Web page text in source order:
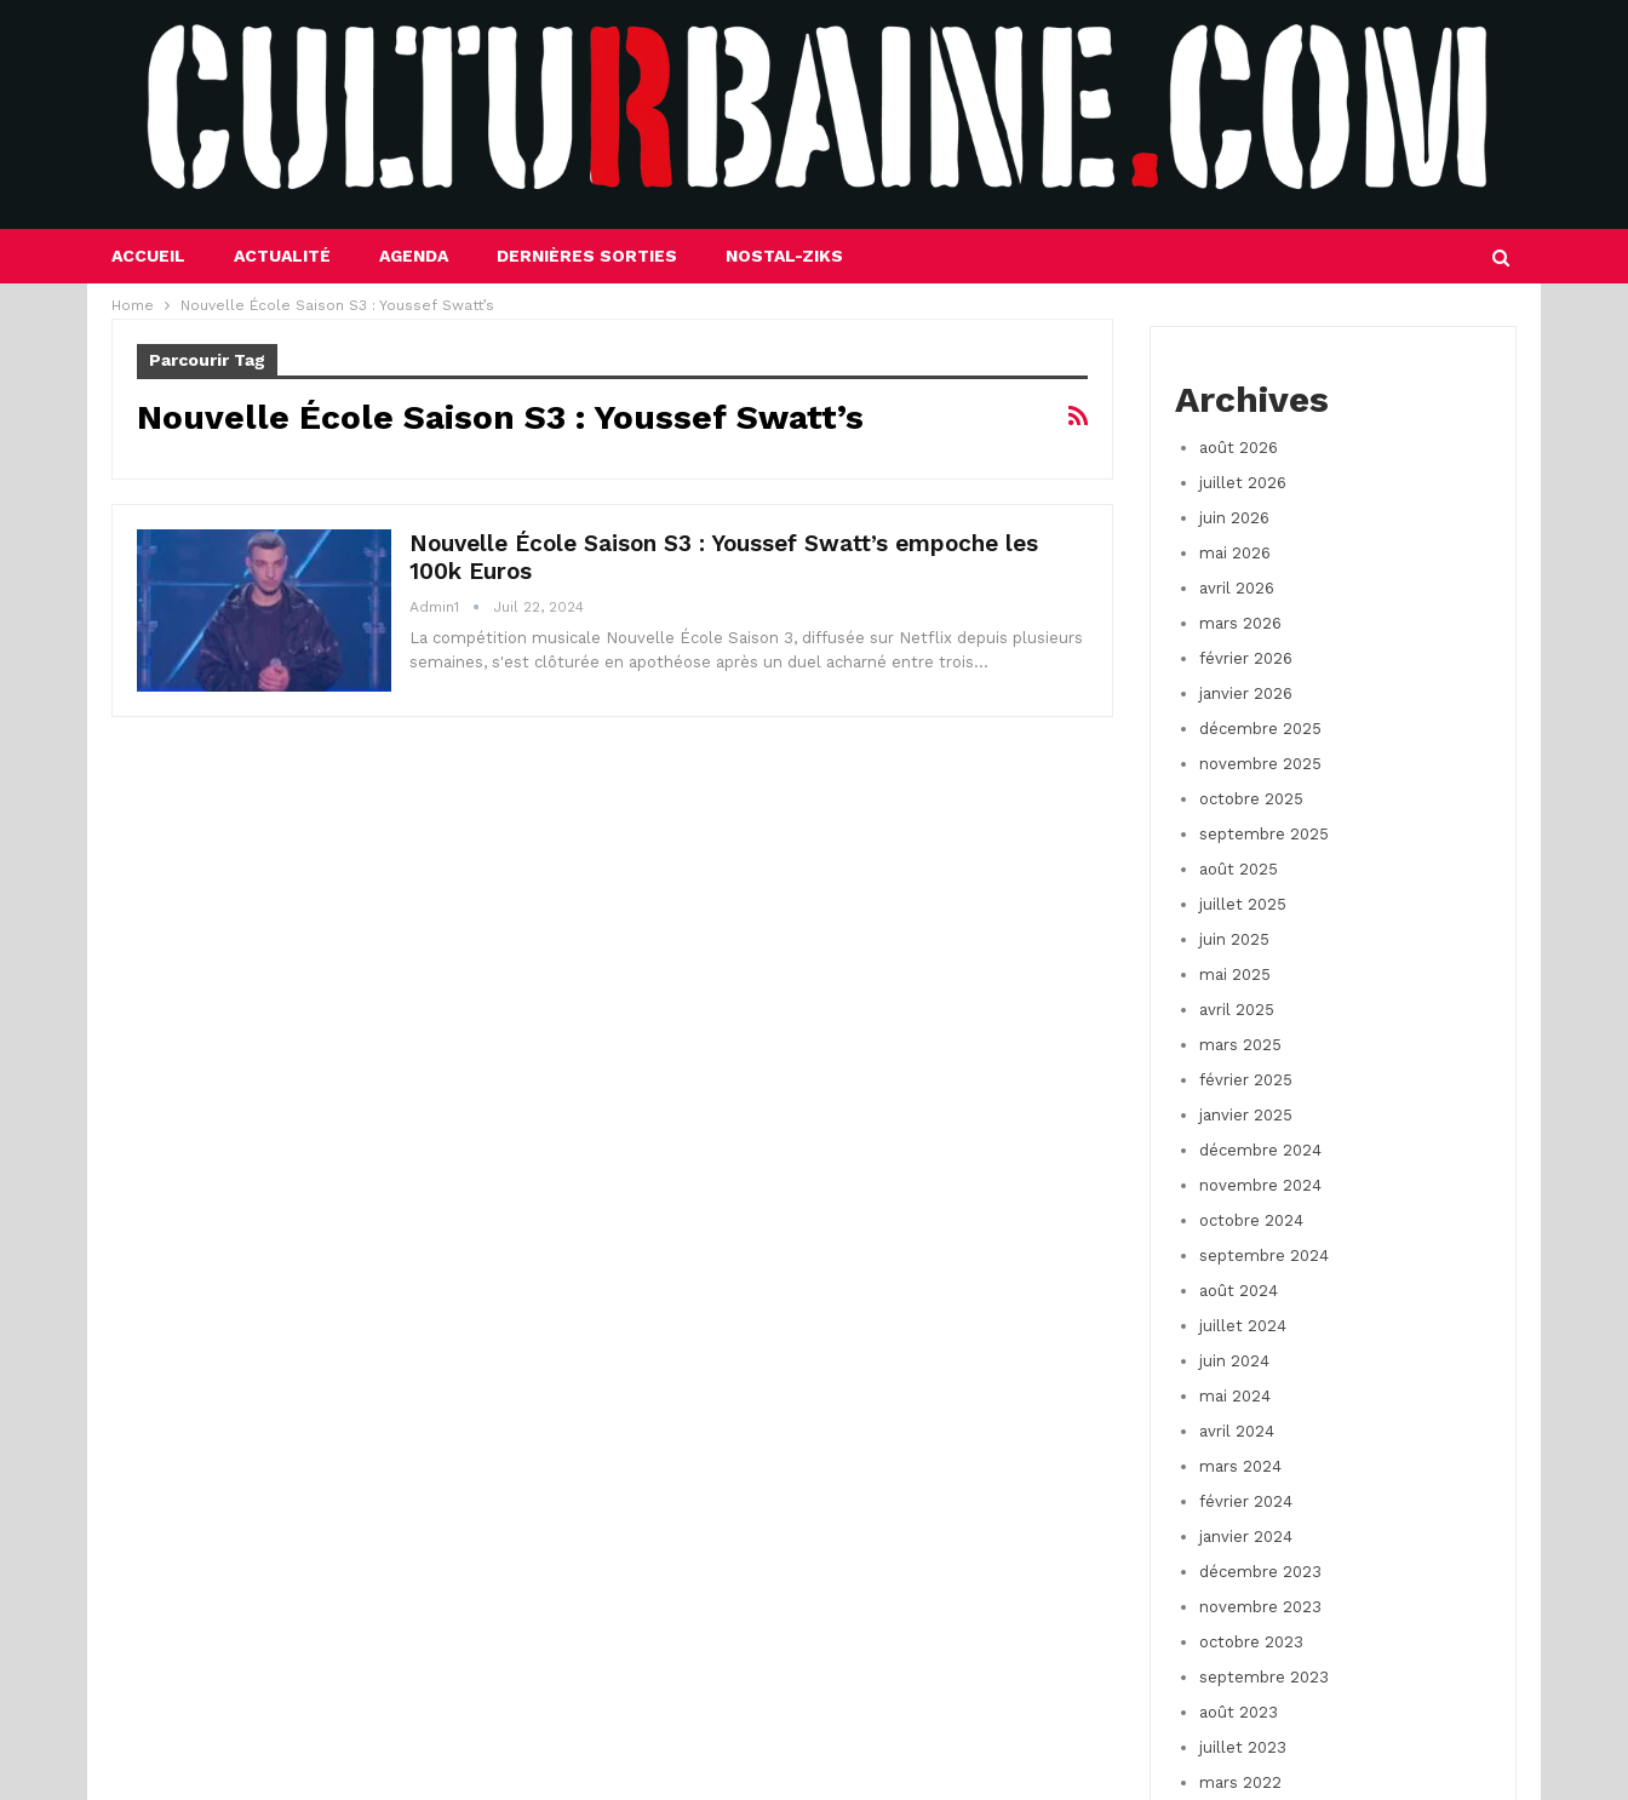
ACCUEIL ACTUALITÉ AGENDA DERNIÈRES SORTIES NOSTAL-ZIKS
Home Nouvelle École Saison S3 : Youssef Swatt’s
Parcourir Tag
Nouvelle École Saison S3 : Youssef Swatt’s
Nouvelle École Saison S3 : Youssef Swatt’s empoche les
100k Euros
Admin1 Juil 22, 2024
La compétition musicale Nouvelle École Saison 3, diffusée sur Netflix depuis plusieurs
semaines, s'est clôturée en apothéose après un duel acharné entre trois…
Archives
août 2026
juillet 2026
juin 2026
mai 2026
avril 2026
mars 2026
février 2026
janvier 2026
décembre 2025
novembre 2025
octobre 2025
septembre 2025
août 2025
juillet 2025
juin 2025
mai 2025
avril 2025
mars 2025
février 2025
janvier 2025
décembre 2024
novembre 2024
octobre 2024
septembre 2024
août 2024
juillet 2024
juin 2024
mai 2024
avril 2024
mars 2024
février 2024
janvier 2024
décembre 2023
novembre 2023
octobre 2023
septembre 2023
août 2023
juillet 2023
mars 2022